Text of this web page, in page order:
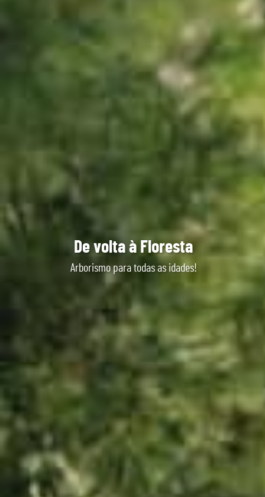
De volta à Floresta
Arborismo para todas as idades!